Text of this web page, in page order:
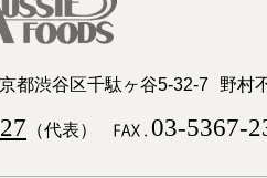
都渋谷区千駄ヶ谷5-32-7 野村
（代表） 03-5367-